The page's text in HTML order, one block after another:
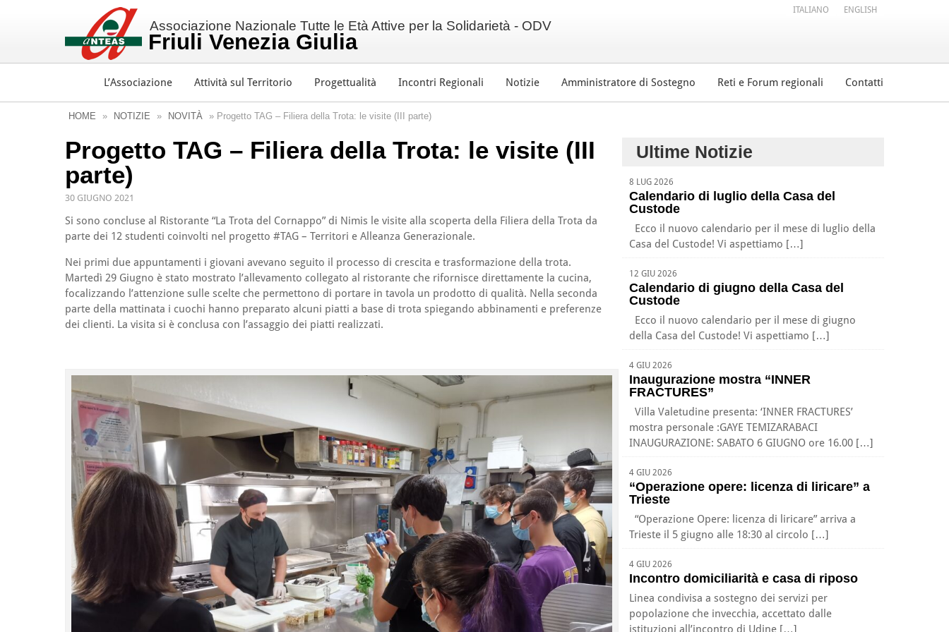
Associazione Nazionale Tutte le Età Attive per la Solidarietà - ODV
Friuli Venezia Giulia
L’Associazione Attività sul Territorio Progettualità Incontri Regionali Notizie Amministratore di Sostegno Reti e Forum regionali Contatti
ITALIANO ENGLISH
HOME » NOTIZIE » NOVITÀ » Progetto TAG – Filiera della Trota: le visite (III parte)
Progetto TAG – Filiera della Trota: le visite (III
parte)
30 GIUGNO 2021
Si sono concluse al Ristorante “La Trota del Cornappo” di Nimis le visite alla scoperta della Filiera della Trota da
parte dei 12 studenti coinvolti nel progetto #TAG – Territori e Alleanza Generazionale.
Nei primi due appuntamenti i giovani avevano seguito il processo di crescita e trasformazione della trota.
Martedì 29 Giugno è stato mostrato l’allevamento collegato al ristorante che rifornisce direttamente la cucina,
focalizzando l’attenzione sulle scelte che permettono di portare in tavola un prodotto di qualità. Nella seconda
parte della mattinata i cuochi hanno preparato alcuni piatti a base di trota spiegando abbinamenti e preferenze
dei clienti. La visita si è conclusa con l’assaggio dei piatti realizzati.
Ultime Notizie
8 LUG 2026
Calendario di luglio della Casa del
Custode
Ecco il nuovo calendario per il mese di luglio della
Casa del Custode! Vi aspettiamo […]
12 GIU 2026
Calendario di giugno della Casa del
Custode
Ecco il nuovo calendario per il mese di giugno
della Casa del Custode! Vi aspettiamo […]
4 GIU 2026
Inaugurazione mostra “INNER
FRACTURES”
Villa Valetudine presenta: ‘INNER FRACTURES’
mostra personale :GAYE TEMIZARABACI
INAUGURAZIONE: SABATO 6 GIUGNO ore 16.00 […]
4 GIU 2026
“Operazione opere: licenza di liricare” a
Trieste
“Operazione Opere: licenza di liricare” arriva a
Trieste il 5 giugno alle 18:30 al circolo […]
4 GIU 2026
Incontro domiciliarità e casa di riposo
Linea condivisa a sostegno dei servizi per
popolazione che invecchia, accettato dalle
istituzioni all’incontro di Udine […]